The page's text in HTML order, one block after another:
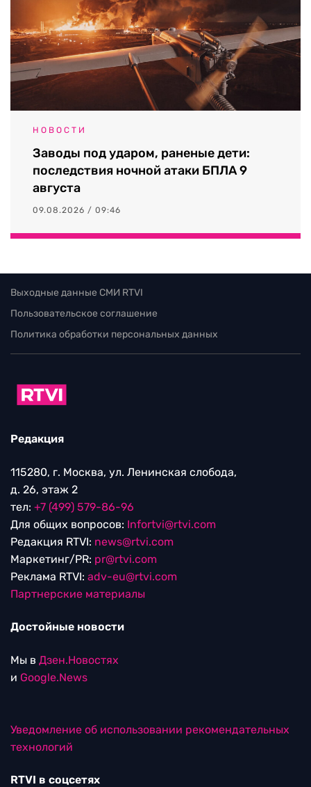
НОВОСТИ
Заводы под ударом, раненые дети:
последствия ночной атаки БПЛА 9
августа
09.08.2026 / 09:46
Выходные данные СМИ RTVI
Пользовательское соглашение
Политика обработки персональных данных
Редакция
115280, г. Москва, ул. Ленинская слобода,
д. 26, этаж 2
тел: +7 (499) 579-86-96
Для общих вопросов: Infortvi@rtvi.com
Редакция RTVI: news@rtvi.com
Маркетинг/PR: pr@rtvi.com
Реклама RTVI: adv-eu@rtvi.com
Партнерские материалы
Достойные новости
Мы в Дзен.Новостях
и Google.News
Уведомление об использовании рекомендательных
технологий
RTVI в соцсетях